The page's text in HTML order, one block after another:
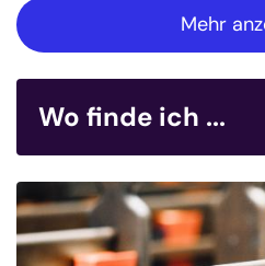
Mehr
Wo finde ich ...